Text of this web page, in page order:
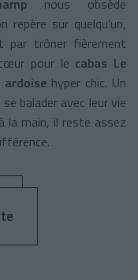
nous obsède
repère sur quelqu’un,
par trôner fièrement
pour le cabas Le
ardoise hyper chic. Un
balader avec leur vie
la main, il reste assez